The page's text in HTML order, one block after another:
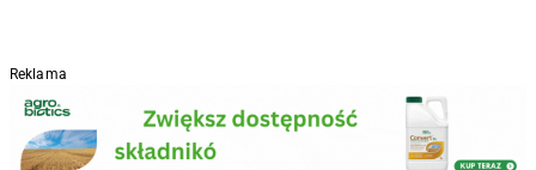
Reklama